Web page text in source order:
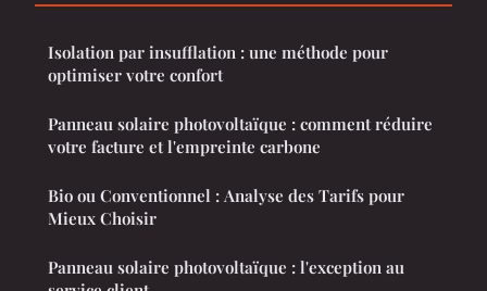
Isolation par insufflation : une méthode pour
optimiser votre confort
Panneau solaire photovoltaïque : comment réduire
votre facture et l'empreinte carbone
Bio ou Conventionnel : Analyse des Tarifs pour
Mieux Choisir
Panneau solaire photovoltaïque : l'exception au